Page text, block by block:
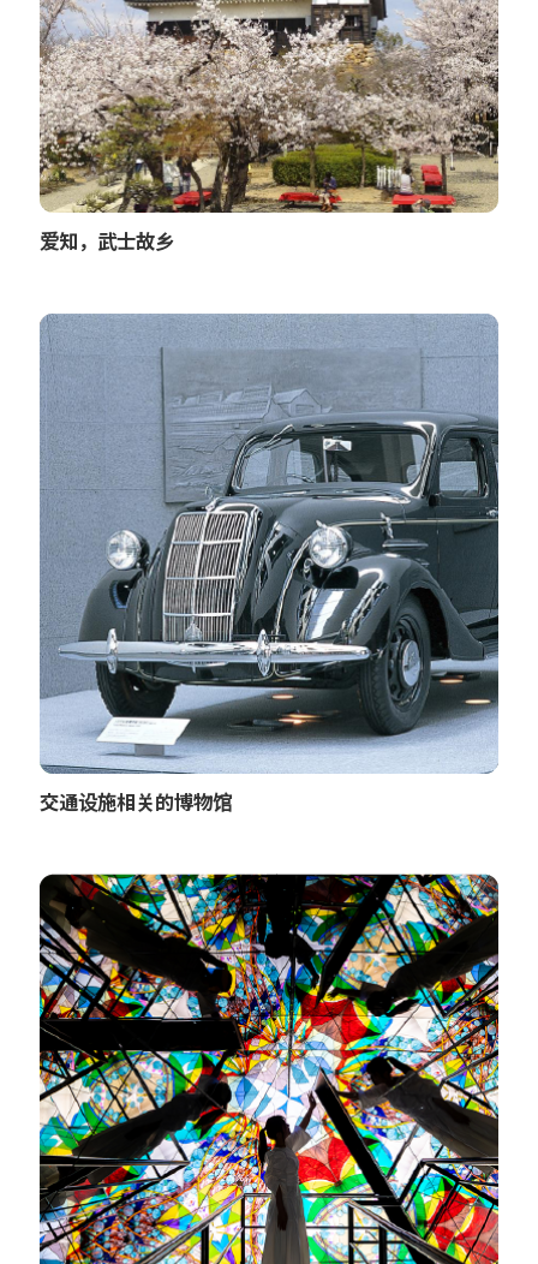
爱知，武士故乡
交通设施相关的博物馆